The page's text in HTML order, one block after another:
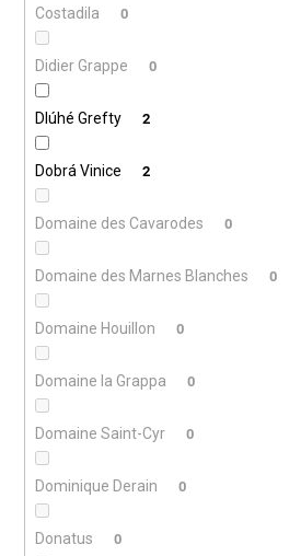
Costadila 0
Didier Grappe 0
Dlúhé Grefty 2
Dobrá Vinice 2
Domaine des Cavarodes 0
Domaine des Marnes Blanches 0
Domaine Houillon 0
Domaine la Grappa 0
Domaine Saint-Cyr 0
Dominique Derain 0
Donatus 0